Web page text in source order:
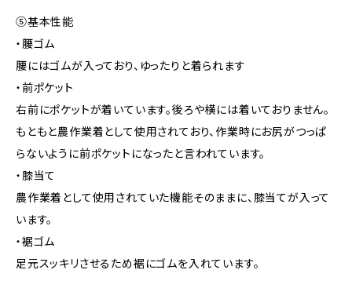
⑤基本性能
・腰ゴム
腰にはゴムが入っており、ゆったりと着られます
・前ポケット
右前にポケットが着いています。後ろや横には着いておりません。
もともと農作業着として使用されており、作業時にお尻がつっぱ
らないように前ポケットになったと言われています。
・膝当て
農作業着として使用されていた機能そのままに、膝当てが入って
います。
・裾ゴム
足元スッキリさせるため裾にゴムを入れています。